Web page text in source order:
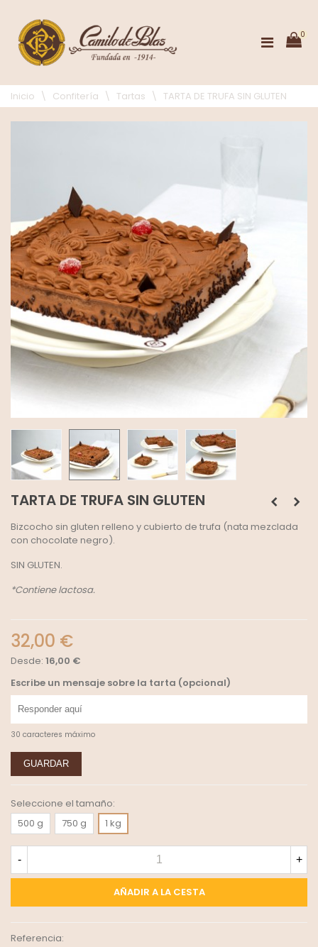
0
Inicio \ Confitería \ Tartas \ TARTA DE TRUFA SIN GLUTEN
TARTA DE TRUFA SIN GLUTEN
Bizcocho sin gluten relleno y cubierto de trufa (nata mezclada
con chocolate negro).
SIN GLUTEN.
*Contiene lactosa.
32,00 €
Desde: 16,00 €
Escribe un mensaje sobre la tarta (opcional)
30 caracteres máximo
GUARDAR
Seleccione el tamaño:
500 g
750 g 1 kg
- +
AÑADIR A LA CESTA
Referencia: